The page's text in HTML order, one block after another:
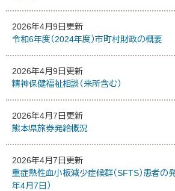
2026年4月9日更新
令和6年度（2024年度）市町村財政の概要
2026年4月9日更新
精神保健福祉相談（来所含む）
2026年4月7日更新
熊本県旅券発給概況
2026年4月7日更新
重症熱性血小板減少症候群（SFTS）患者の
年4月7日）